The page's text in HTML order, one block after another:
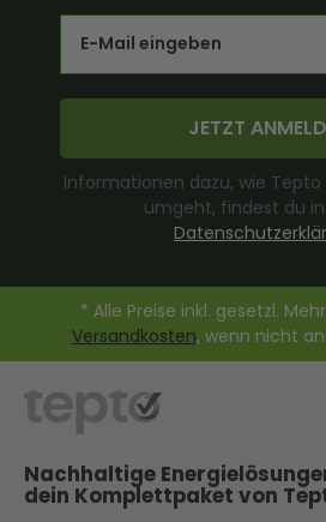
JETZT
Informationen dazu, wie
umgeht, findest du
* Alle Preise inkl. gesetzl.
Versandkosten, wenn nicht
Nachhaltige
dein Komplettpaket von